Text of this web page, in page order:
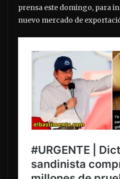
prensa este domingo, para
nuevo mercado de